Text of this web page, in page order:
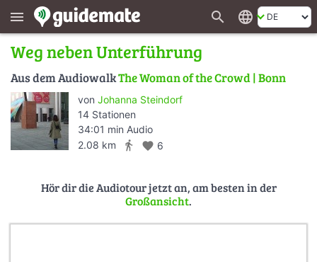
menu search language
Weg neben Unterführung
Aus dem AudiowalkThe Woman of the Crowd | Bonn
von Johanna Steindorf
14 Stationen
34:01 min Audio
2.08 km
directions_walk favorite 6
Hör dir die Audiotour jetzt an, am besten in der
Großansicht.